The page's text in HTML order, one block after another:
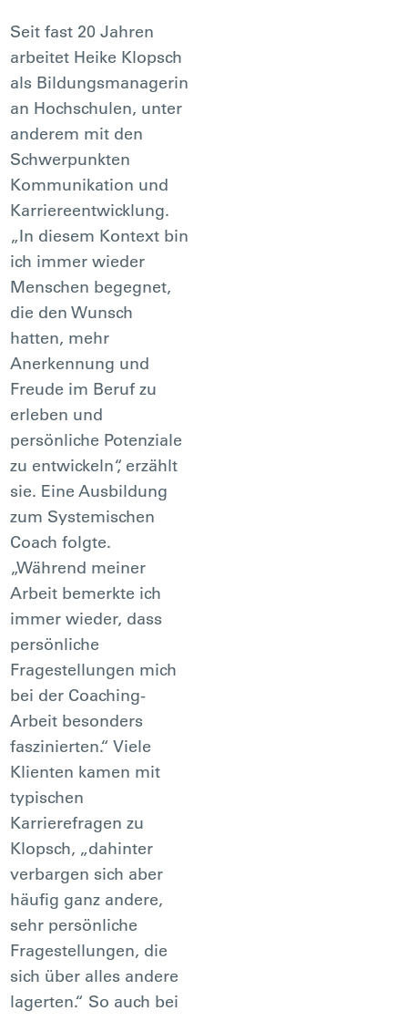
Seit fast 20 Jahren
arbeitet Heike Klopsch
als Bildungsmanagerin
an Hochschulen, unter
anderem mit den
Schwerpunkten
Kommunikation und
Karriereentwicklung.
„In diesem Kontext bin
ich immer wieder
Menschen begegnet,
die den Wunsch
hatten, mehr
Anerkennung und
Freude im Beruf zu
erleben und
persönliche Potenziale
zu entwickeln“, erzählt
sie. Eine Ausbildung
zum Systemischen
Coach folgte.
„Während meiner
Arbeit bemerkte ich
immer wieder, dass
persönliche
Fragestellungen mich
bei der Coaching-
Arbeit besonders
faszinierten.“ Viele
Klienten kamen mit
typischen
Karrierefragen zu
Klopsch, „dahinter
verbargen sich aber
häufig ganz andere,
sehr persönliche
Fragestellungen, die
sich über alles andere
lagerten.“ So auch bei